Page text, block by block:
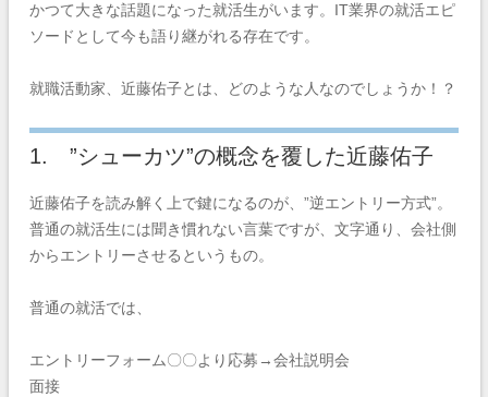
かつて大きな話題になった就活生がいます。IT業界の就活エピ
ソードとして今も語り継がれる存在です。
就職活動家、近藤佑子とは、どのような人なのでしょうか！？
1. ”シューカツ”の概念を覆した近藤佑子
近藤佑子を読み解く上で鍵になるのが、”逆エントリー方式”。
普通の就活生には聞き慣れない言葉ですが、文字通り、会社側
からエントリーさせるというもの。
普通の就活では、
エントリーフォーム〇〇より応募→会社説明会
面接